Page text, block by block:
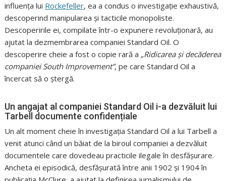
influența lui Rockefeller, ea a condus o investigație exhaustivă,
descoperind manipularea și tacticile monopoliste.
Descoperirile ei, compilate într-o expunere revoluționară, au
ajutat la dezmembrarea companiei Standard Oil. O
descoperire cheie a fost o copie rară a „Ridicarea și decăderea
companiei South Improvement”, pe care Standard Oil a
încercat să o ștergă.
Un angajat al companiei Standard Oil i-a dezvăluit lui
Tarbell documente confidențiale
Un alt moment cheie în investigația Standard Oil a lui Tarbell a
venit atunci când un băiat de la biroul companiei a dezvăluit
documentele care dovedeau practicile ilegale în desfășurare.
Ancheta ei episodică, desfășurată între anii 1902 și 1904 în